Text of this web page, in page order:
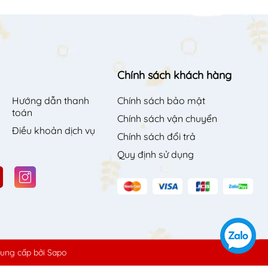
Hướng dẫn thanh
toán
Điều khoản dịch vụ
Chính sách khách hàng
Chính sách bảo mật
Chính sách vận chuyển
Chính sách đổi trả
Quy định sử dụng
cấp bởi Sapo